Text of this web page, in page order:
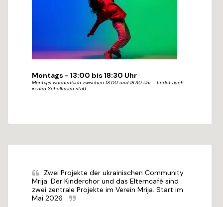
Montags - 13:00 bis 18:30 Uhr
Montags wöchentlich zwischen 13:00 und 18:30 Uhr - findet auch
in den Schulferien statt.
Zwei Projekte der ukrainischen Community
Mrija. Der Kinderchor und das Elterncafé sind
zwei zentrale Projekte im Verein Mrija. Start im
Mai 2026.